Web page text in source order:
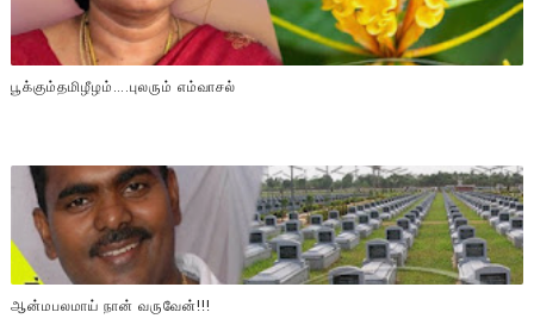
பூக்கும்தமிழீழம்….புலரும் எம்வாசல்
ஆன்மபலமாய் நான் வருவேன்!!!